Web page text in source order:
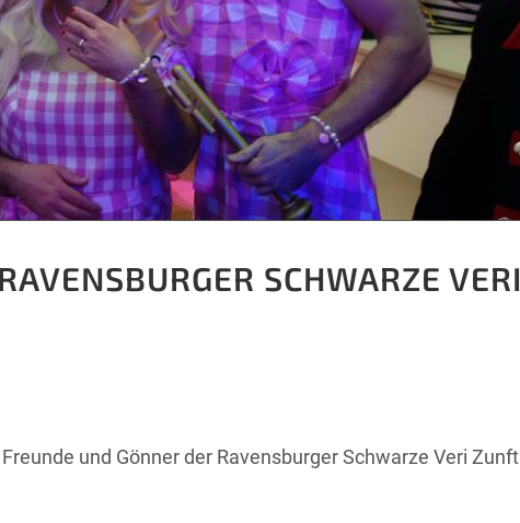
SCHWARZE VERI
und Gönner der Ravensburger Schwarze Veri Zunft